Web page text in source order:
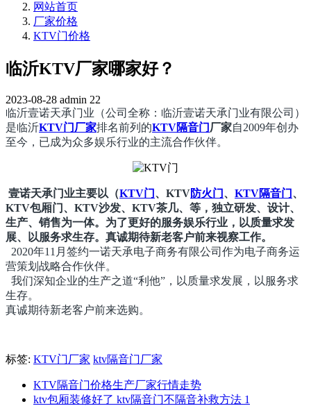
网站首页
厂家价格
KTV门价格
临沂KTV厂家哪家好？
2023-08-28 admin 22
临沂壹诺天承门业（公司全称：临沂壹诺天承门业有限公司）
是临沂KTV门厂家排名前列的KTV隔音门 厂家自2009年创办
至今，已成为众多娱乐行业的主流合作伙伴。
壹诺天承门业主要以（KTV门 、KTV防火门 、 KTV隔音门 、
KTV包厢门、KTV沙发、KTV茶几、等，独立研发、设计、
生产、销售为一体。为了更好的服务娱乐行业，以质量求发
展、以服务求生存。真诚期待新老客户前来视察工作。
2020年11月签约一诺天承电子商务有限公司作为电子商务运
营策划战略合作伙伴。
我们深知企业的生产之道“利他”，以质量求发展，以服务求
生存。
真诚期待新老客户前来选购。
标签: KTV门厂家 ktv隔音门厂家
KTV隔音门价格生产厂家行情走势
ktv包厢装修好了 ktv隔音门不隔音补救方法 1